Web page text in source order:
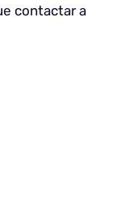
contactar a